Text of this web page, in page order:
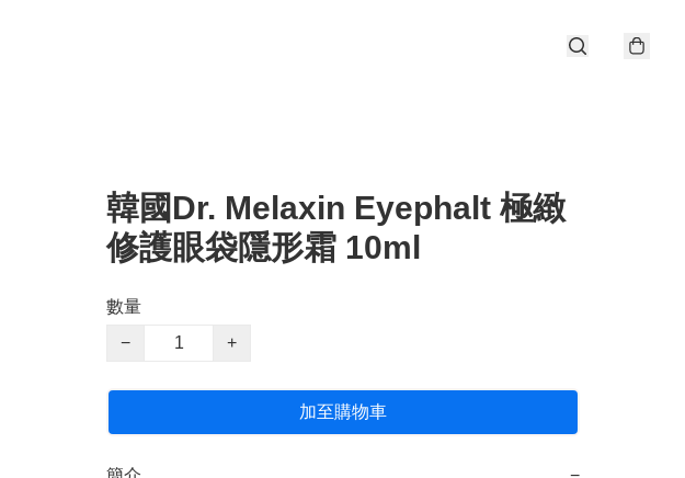
韓國Dr. Melaxin Eyephalt 極緻
修護眼袋隱形霜 10ml
數量
−
+
加至購物車